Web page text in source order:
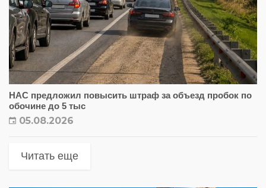
НАС предложил повысить штраф за объезд пробок по
обочине до 5 тыс
05.08.2026
Читать еще